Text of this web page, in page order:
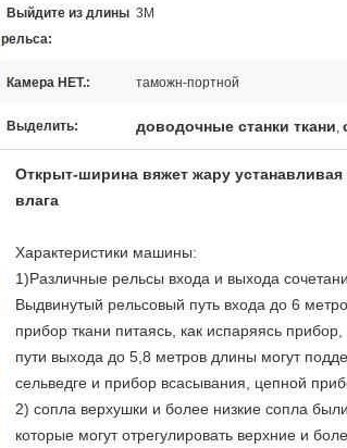
Выйдите из длины
рельса:
3M
Камера НЕТ.: таможн-портной
Выделить: доводочные станки ткани,
Открыт-ширина вяжет жару
влага
Характеристики машины:
1)Различные рельсы входа и выхода
Выдвинутый рельсовый путь входа до 6
прибор ткани питаясь, как испаряясь
пути выхода до 5,8 метров длины могут
сельведге и прибор всасывания, цепной
2) сопла верхушки и более низкие сопла
которые могут отрегулировать верхние и